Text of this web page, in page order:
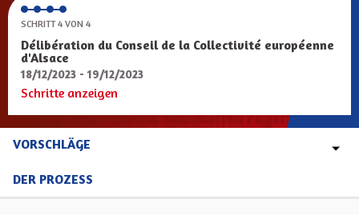
SCHRITT 4 VON 4
Délibération du Conseil de la Collectivité européenne
d'Alsace
18/12/2023 - 19/12/2023
Schritte anzeigen
VORSCHLÄGE
DER PROZESS